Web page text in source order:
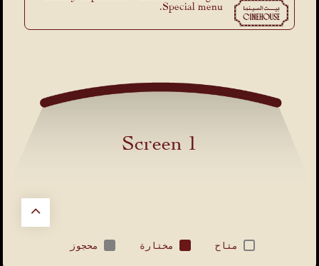
Special menu.
Screen 1
متاح مختارة محجوز